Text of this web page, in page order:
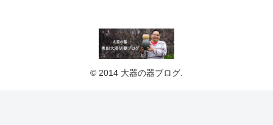
© 2014 大器の器ブログ.